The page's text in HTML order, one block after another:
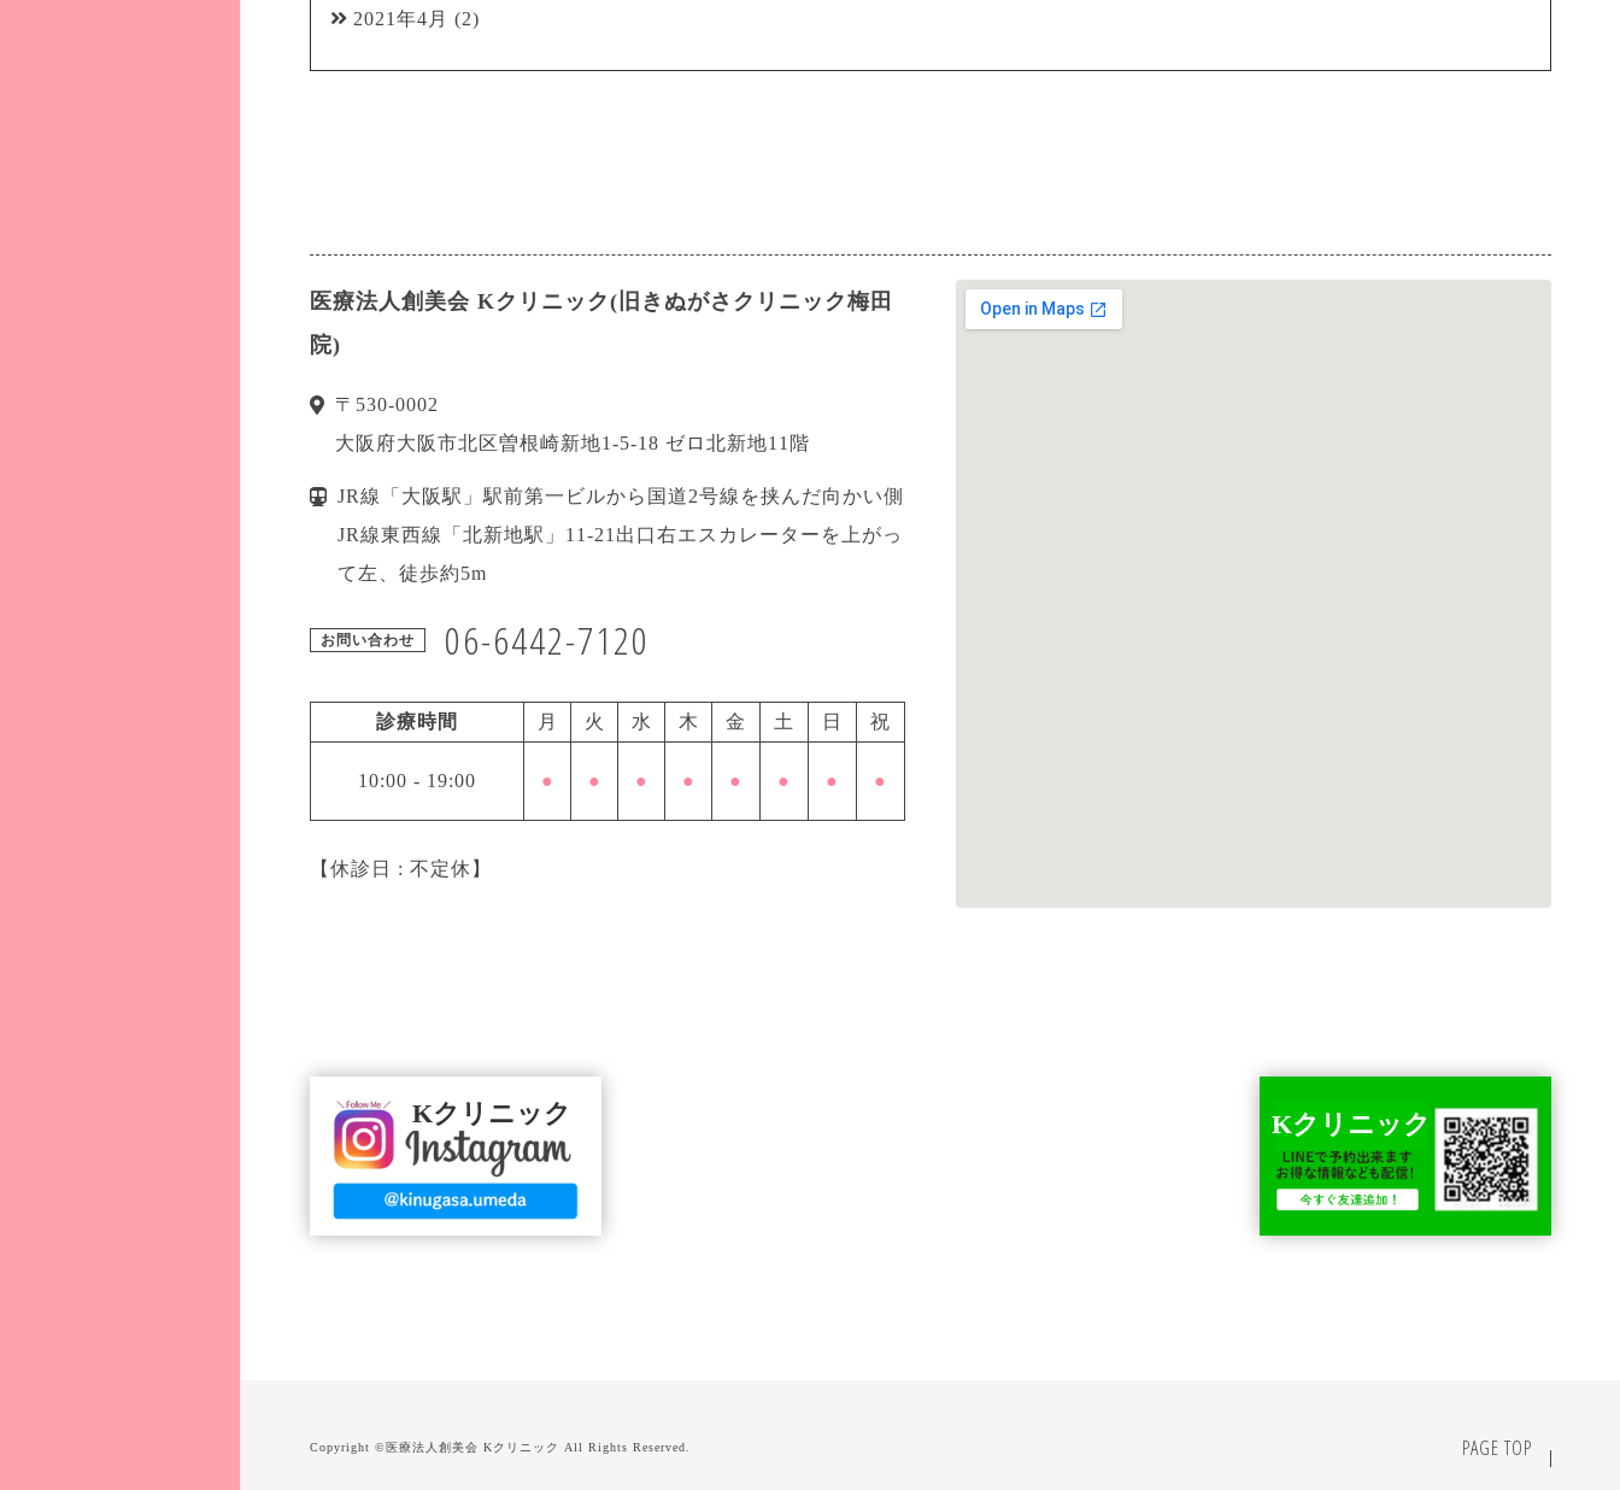
2021年4月 (2)
医療法人創美会 Kクリニック(旧きぬがさクリニック梅田
院)
〒 530-0002
大阪府大阪市北区曽根崎新地1-5-18 ゼロ北新地11階
JR線「大阪駅」駅前第一ビルから国道2号線を挟んだ向かい側
JR線東西線「北新地駅」11-21出口右エスカレーターを上がっ
て左、徒歩約5m
お問い合わせ 06-6442-7120
診療時間 月 火 水 木 金 土 日 祝
10:00 - 19:00 ● ● ● ● ● ● ● ●
【休診日 : 不定休】
Kクリニック Kクリニック
PAGE TOP
Copyright ©医療法人創美会 Kクリニック All Rights Reserved.